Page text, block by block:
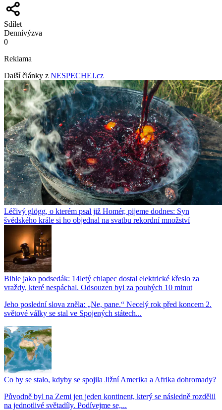
Sdílet
Dennívýzva
0
Reklama
Další články z NESPECHEJ.cz
Léčivý glögg, o kterém psal již Homér, pijeme dodnes: Syn
švédského krále si ho objednal na svatbu rekordní množství
Bible jako podsedák: 14letý chlapec dostal elektrické křeslo za
vraždy, které nespáchal. Odsouzen byl za pouhých 10 minut
Jeho poslední slova zněla: „Ne, pane.“ Necelý rok před koncem 2.
světové války se stal ve Spojených státech...
Co by se stalo, kdyby se spojila Jižní Amerika a Afrika dohromady?
Původně byl na Zemi jen jeden kontinent, který se následně rozdělil
na jednotlivé světadíly. Podívejme se,...